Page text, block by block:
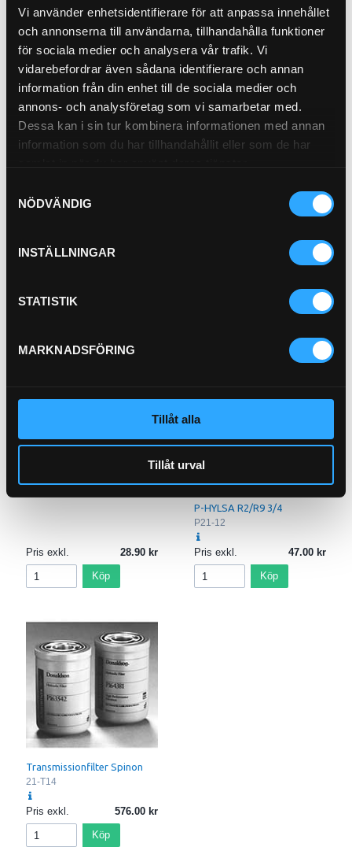
Vi använder enhetsidentifierare för att anpassa innehållet
och annonserna till användarna, tillhandahålla funktioner
för sociala medier och analysera vår trafik. Vi
vidarebefordrar även sådana identifierare och annan
information från din enhet till de sociala medier och
annons- och analysföretag som vi samarbetar med.
Dessa kan i sin tur kombinera informationen med annan
information som du har tillhandahållit eller som de har
NÖDVÄNDIG
INSTÄLLNINGAR
STATISTIK
MARKNADSFÖRING
Tillåt alla
Tillåt urval
21-19257
Köp
Avluftsfilter Vattenabsorb
Köp
Pris exkl. 28.90
Köp
P-HYLSA R2/R9 3/4
P21-12
Pris exkl. 47.00
Köp
Transmissionfilter Spinon
21-T14
Pris exkl. 576.00
Köp